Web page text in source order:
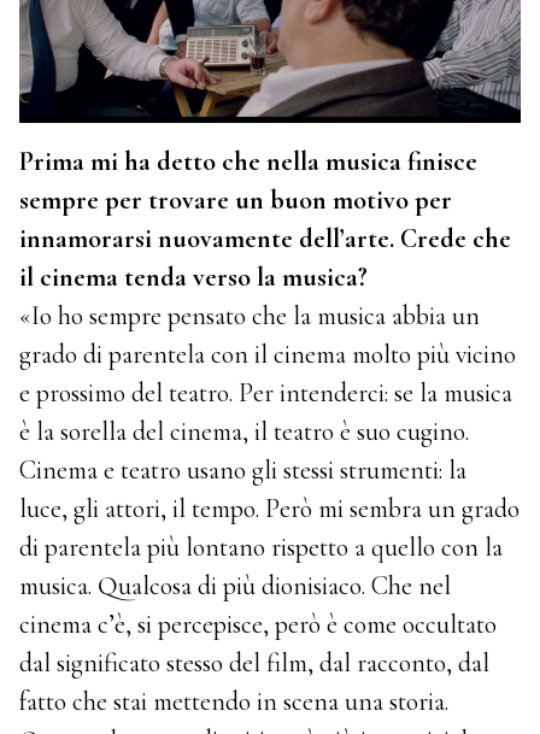
Prima mi ha detto che nella musica finisce
sempre per trovare un buon motivo per
innamorarsi nuovamente dell’arte. Crede che
il cinema tenda verso la musica?
«Io ho sempre pensato che la musica abbia un
grado di parentela con il cinema molto più vicino
e prossimo del teatro. Per intenderci: se la musica
è la sorella del cinema, il teatro è suo cugino.
Cinema e teatro usano gli stessi strumenti: la
luce, gli attori, il tempo. Però mi sembra un grado
di parentela più lontano rispetto a quello con la
musica. Qualcosa di più dionisiaco. Che nel
cinema c’è, si percepisce, però è come occultato
dal significato stesso del film, dal racconto, dal
fatto che stai mettendo in scena una storia.